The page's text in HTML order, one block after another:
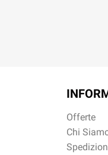
Offerte
Chi